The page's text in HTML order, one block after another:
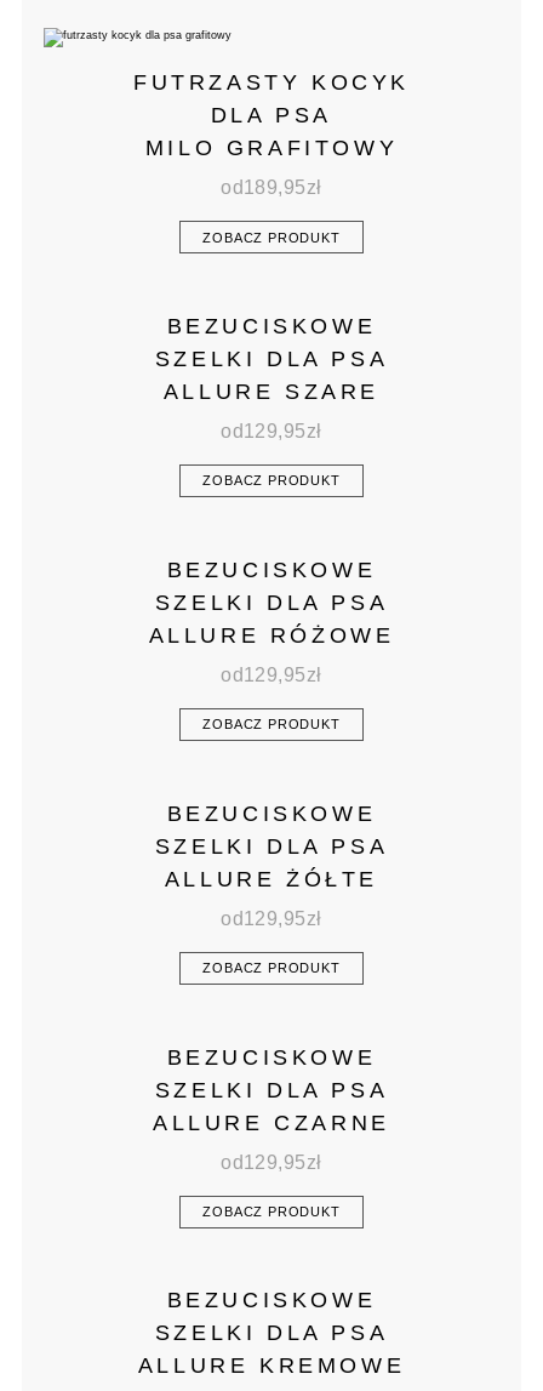
FUTRZASTY KOCYK
DLA PSA
MILO GRAFITOWY
od189,95zł
ZOBACZ PRODUKT
BEZUCISKOWE
SZELKI DLA PSA
ALLURE SZARE
od129,95zł
ZOBACZ PRODUKT
BEZUCISKOWE
SZELKI DLA PSA
ALLURE RÓŻOWE
od129,95zł
ZOBACZ PRODUKT
BEZUCISKOWE
SZELKI DLA PSA
ALLURE ŻÓŁTE
od129,95zł
ZOBACZ PRODUKT
BEZUCISKOWE
SZELKI DLA PSA
ALLURE CZARNE
od129,95zł
ZOBACZ PRODUKT
BEZUCISKOWE
SZELKI DLA PSA
ALLURE KREMOWE